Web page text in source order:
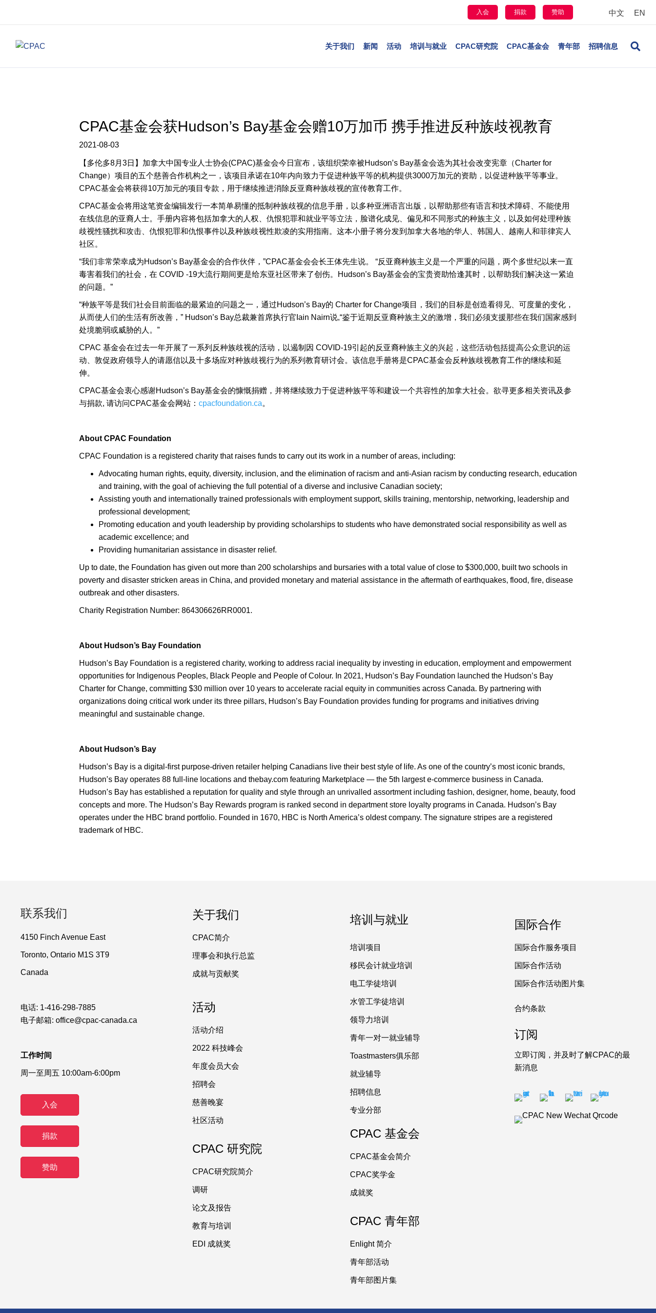
入会 捐款 赞助 中文 EN
关于我们 新闻 活动 培训与就业 CPAC研究院 CPAC基金会 青年部 招聘信息
CPAC基金会获Hudson’s Bay基金会赠10万加币 携手推进反种族歧视教育
2021-08-03
【多伦多8月3日】加拿大中国专业人士协会(CPAC)基金会今日宣布，该组织荣幸被Hudson’s Bay基金会选为其社会改变宪章（Charter for
Change）项目的五个慈善合作机构之一，该项目承诺在10年内向致力于促进种族平等的机构提供3000万加元的资助，以促进种族平等事业。
CPAC基金会将获得10万加元的项目专款，用于继续推进消除反亚裔种族歧视的宣传教育工作。
CPAC基金会将用这笔资金编辑发行一本简单易懂的抵制种族歧视的信息手册，以多种亚洲语言出版，以帮助那些有语言和技术障碍、不能使用
在线信息的亚裔人士。手册内容将包括加拿大的人权、仇恨犯罪和就业平等立法，脸谱化成见、偏见和不同形式的种族主义，以及如何处理种族
歧视性骚扰和攻击、仇恨犯罪和仇恨事件以及种族歧视性欺凌的实用指南。这本小册子将分发到加拿大各地的华人、韩国人、越南人和菲律宾人
社区。
“我们非常荣幸成为Hudson’s Bay基金会的合作伙伴，”CPAC基金会会长王体先生说。 “反亚裔种族主义是一个严重的问题，两个多世纪以来一直
毒害着我们的社会，在 COVID -19大流行期间更是给东亚社区带来了创伤。Hudson’s Bay基金会的宝贵资助恰逢其时，以帮助我们解决这一紧迫
的问题。”
“种族平等是我们社会目前面临的最紧迫的问题之一，通过Hudson’s Bay的 Charter for Change项目，我们的目标是创造看得见、可度量的变化，
从而使人们的生活有所改善，” Hudson’s Bay总裁兼首席执行官Iain Nairn说,“鉴于近期反亚裔种族主义的激增，我们必须支援那些在我们国家感到
处境脆弱或威胁的人。”
CPAC 基金会在过去一年开展了一系列反种族歧视的活动，以遏制因 COVID-19引起的反亚裔种族主义的兴起，这些活动包括提高公众意识的运
动、敦促政府领导人的请愿信以及十多场应对种族歧视行为的系列教育研讨会。该信息手册将是CPAC基金会反种族歧视教育工作的继续和延
伸。
CPAC基金会衷心感谢Hudson’s Bay基金会的慷慨捐赠，并将继续致力于促进种族平等和建设一个共容性的加拿大社会。欲寻更多相关资讯及参
与捐款, 请访问CPAC基金会网站： cpacfoundation.ca。
About CPAC Foundation
CPAC Foundation is a registered charity that raises funds to carry out its work in a number of areas, including:
Advocating human rights, equity, diversity, inclusion, and the elimination of racism and anti-Asian racism by conducting research, education
and training, with the goal of achieving the full potential of a diverse and inclusive Canadian society;
Assisting youth and internationally trained professionals with employment support, skills training, mentorship, networking, leadership and
professional development;
Promoting education and youth leadership by providing scholarships to students who have demonstrated social responsibility as well as
academic excellence; and
Providing humanitarian assistance in disaster relief.
Up to date, the Foundation has given out more than 200 scholarships and bursaries with a total value of close to $300,000, built two schools in
poverty and disaster stricken areas in China, and provided monetary and material assistance in the aftermath of earthquakes, flood, fire, disease
outbreak and other disasters.
Charity Registration Number: 864306626RR0001.
About Hudson’s Bay Foundation
Hudson’s Bay Foundation is a registered charity, working to address racial inequality by investing in education, employment and empowerment
opportunities for Indigenous Peoples, Black People and People of Colour. In 2021, Hudson’s Bay Foundation launched the Hudson’s Bay
Charter for Change, committing $30 million over 10 years to accelerate racial equity in communities across Canada. By partnering with
organizations doing critical work under its three pillars, Hudson’s Bay Foundation provides funding for programs and initiatives driving
meaningful and sustainable change.
About Hudson’s Bay
Hudson’s Bay is a digital-first purpose-driven retailer helping Canadians live their best style of life. As one of the country’s most iconic brands,
Hudson’s Bay operates 88 full-line locations and thebay.com featuring Marketplace — the 5th largest e-commerce business in Canada.
Hudson’s Bay has established a reputation for quality and style through an unrivalled assortment including fashion, designer, home, beauty, food
concepts and more. The Hudson’s Bay Rewards program is ranked second in department store loyalty programs in Canada. Hudson’s Bay
operates under the HBC brand portfolio. Founded in 1670, HBC is North America’s oldest company. The signature stripes are a registered
trademark of HBC.
联系我们
4150 Finch Avenue East
Toronto, Ontario M1S 3T9
Canada
电话: 1-416-298-7885
电子邮箱: office@cpac-canada.ca
工作时间
周一至周五 10:00am-6:00pm
入会
捐款
赞助
关于我们
CPAC简介
理事会和执行总监
成就与贡献奖
活动
活动介绍
2022 科技峰会
年度会员大会
招聘会
慈善晚宴
社区活动
CPAC 研究院
CPAC研究院简介
调研
论文及报告
教育与培训
EDI 成就奖
培训与就业
培训项目
移民会计就业培训
电工学徒培训
水管工学徒培训
领导力培训
青年一对一就业辅导
Toastmasters俱乐部
就业辅导
招聘信息
专业分部
CPAC 基金会
CPAC基金会简介
CPAC奖学金
成就奖
CPAC 青年部
Enlight 简介
青年部活动
青年部图片集
国际合作
国际合作服务项目
国际合作活动
国际合作活动图片集
合约条款
订阅
立即订阅，并及时了解CPAC的最
新消息